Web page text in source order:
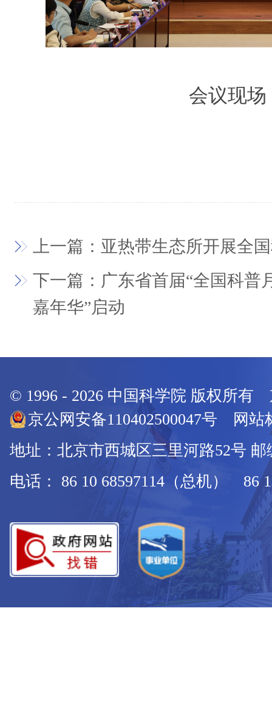
会议现场
上一篇：亚热带生态所开展全
下一篇：广东省首届“全国科普
嘉年华”启动
© 1996 - 2026 中国科学院 版权所有
京公网安备110402500047号 网站
地址：北京市西城区三里河路52号 邮
电话： 86 10 68597114（总机） 86